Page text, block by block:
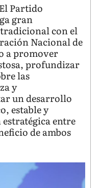
Partido
gran
con el
Nacional de
a promover
profundizar
las
y
un desarrollo
estable y
entre
de ambos